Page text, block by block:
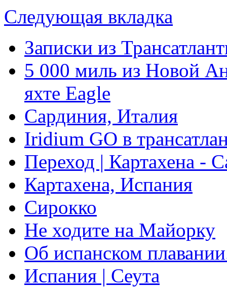
Следующая вкладка
Записки из
5 000 миль из Новой
яхте Eagle
Сардиния, Италия
Iridium GO в
Переход | Картахена -
Картахена, Испания
Сирокко
Не ходите на Майорку
Об испанском
Испания | Сеута